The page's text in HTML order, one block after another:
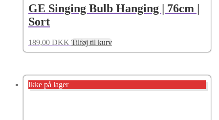
GE Singing Bulb Hanging | 76cm |
Sort
189,00 DKK Tilføj til kurv
Ikke på lager